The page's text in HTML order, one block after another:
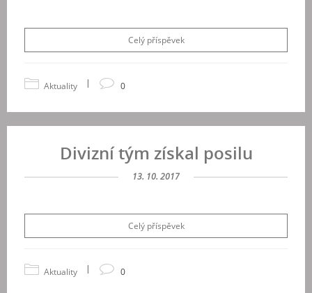
Celý příspěvek
Aktuality | 0
Divizní tým získal posilu
13. 10. 2017
Celý příspěvek
Aktuality | 0